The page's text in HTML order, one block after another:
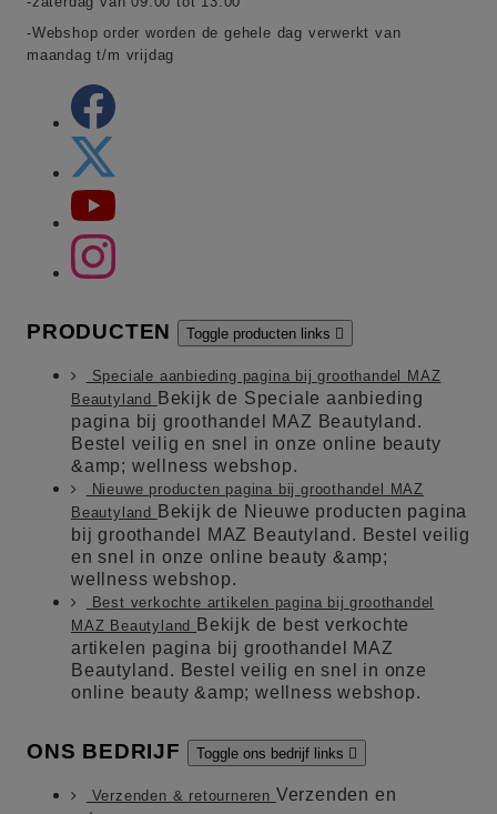
-Webshop order worden de gehele dag verwerkt van
maandag t/m vrijdag
PRODUCTEN Toggle producten links 
Speciale aanbieding pagina bij groothandel MAZ
Beautyland
Bekijk de Speciale aanbieding
pagina bij groothandel MAZ Beautyland.
Bestel veilig en snel in onze online beauty
&amp; wellness webshop.
Nieuwe producten pagina bij groothandel MAZ
Beautyland
Bekijk de Nieuwe producten pagina
bij groothandel MAZ Beautyland. Bestel veilig
en snel in onze online beauty &amp;
wellness webshop.
Best verkochte artikelen pagina bij groothandel
MAZ Beautyland
Bekijk de best verkochte
artikelen pagina bij groothandel MAZ
Beautyland. Bestel veilig en snel in onze
online beauty &amp; wellness webshop.
ONS BEDRIJF Toggle ons bedrijf links 
Verzenden & retourneren Verzenden en